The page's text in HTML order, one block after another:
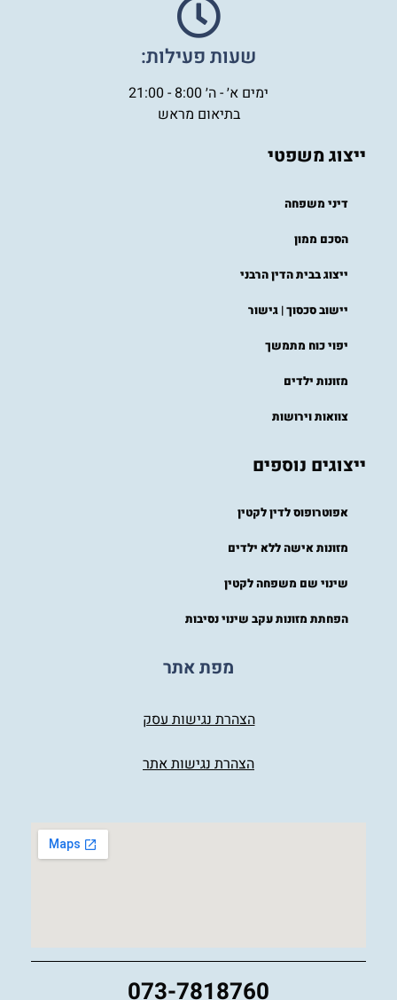
שעות פעילות:
ימים א׳ - ה׳ 8:00 - 21:00
בתיאום מראש
ייצוג משפטי
דיני משפחה
הסכם ממון
ייצוג בבית הדין הרבני​
יישוב סכסוך | גישור
יפוי כוח מתמשך
מזונות ילדים
צוואות וירושות
ייצוגים נוספים
אפוטרופוס לדין לקטין
מזונות אישה ללא ילדים
שינוי שם משפחה לקטין
הפחתת מזונות עקב שינוי נסיבות
מפת אתר
הצהרת נגישות עסק
הצהרת נגישות אתר
073-7818760